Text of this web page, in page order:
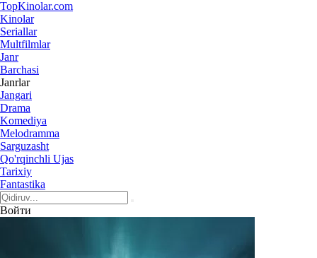
TopKinolar.com
Kinolar
Seriallar
Multfilmlar
Janr
Barchasi
Janrlar
Jangari
Drama
Komediya
Melodramma
Sarguzasht
Qo'rqinchli Ujas
Tarixiy
Fantastika
Войти